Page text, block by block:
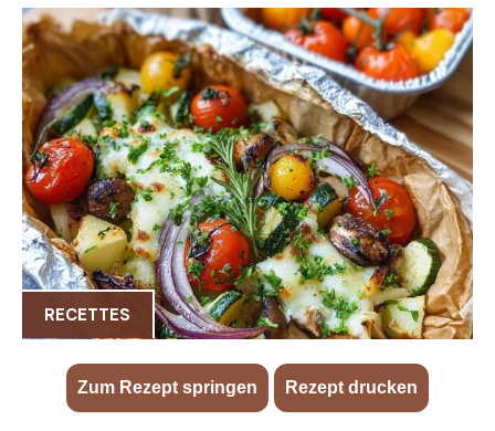
RECETTES
Zum Rezept springen Rezept drucken